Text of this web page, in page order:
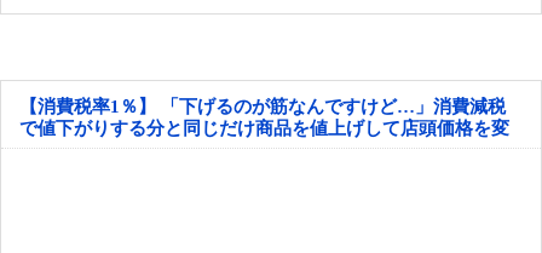
【消費税率1％】 「下げるのが筋なんですけど…」消費減税
で値下がりする分と同じだけ商品を値上げして店頭価格を変
えない店も